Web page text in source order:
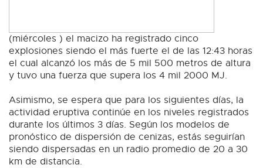
(miércoles ) el macizo ha registrado cinco
explosiones siendo el más fuerte el de las 12:43 horas
el cual alcanzó los más de 5 mil 500 metros de altura
y tuvo una fuerza que supera los 4 mil 2000 MJ.
Asimismo, se espera que para los siguientes días, la
actividad eruptiva continúe en los niveles registrados
durante los últimos 3 días. Según los modelos de
pronóstico de dispersión de cenizas, estás seguirían
siendo dispersadas en un radio promedio de 20 a 30
km de distancia.